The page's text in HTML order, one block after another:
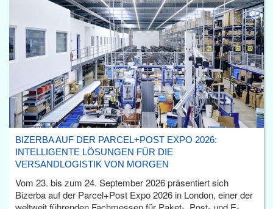
BIZERBA AUF DER PARCEL+POST EXPO 2026:
INTELLIGENTE LÖSUNGEN FÜR DIE
VERSANDLOGISTIK VON MORGEN
Vom 23. bis zum 24. September 2026 präsentiert sich
Bizerba auf der Parcel+Post Expo 2026 in London, einer der